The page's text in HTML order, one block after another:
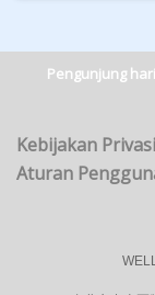
Pengunjung
Kebijakan Privasi
Aturan